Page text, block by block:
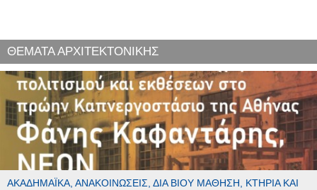
ΘΕΜΑΤΑ ΑΡΧΙΤΕΚΤΟΝΙΚΗΣ
ΑΚΑΔΗΜΑΪΚΆ, ΑΝΑΚΟΙΝΏΣΕΙΣ, ΔΙΆ ΒΊΟΥ ΜΆΘΗΣΗ, ΚΤΉΡΙΑ ΚΑΙ